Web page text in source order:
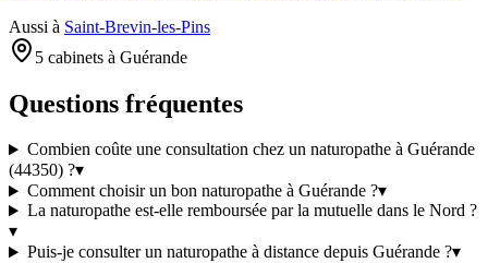
Aussi à Saint-Brevin-les-Pins
5 cabinets à Guérande
Questions fréquentes
Combien coûte une consultation chez un naturopathe à Guérande
(44350) ?▾
Comment choisir un bon naturopathe à Guérande ?▾
La naturopathe est-elle remboursée par la mutuelle dans le Nord ?
▾
Puis-je consulter un naturopathe à distance depuis Guérande ?▾